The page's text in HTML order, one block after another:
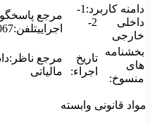
دامنه کاربرد:1-
داخلی 2-
خارجی
مرجع
اجراییتلفن:83271067- 021- ،83271066- 021
بخشنامه
های
منسوخ:
تاریخ
اجراء:
مرجع
مالیاتی
مواد قانونی وابسته